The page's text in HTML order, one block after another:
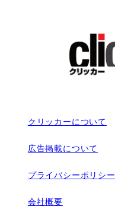
クリッカーについて
広告掲載について
プライバシーポリシー
会社概要